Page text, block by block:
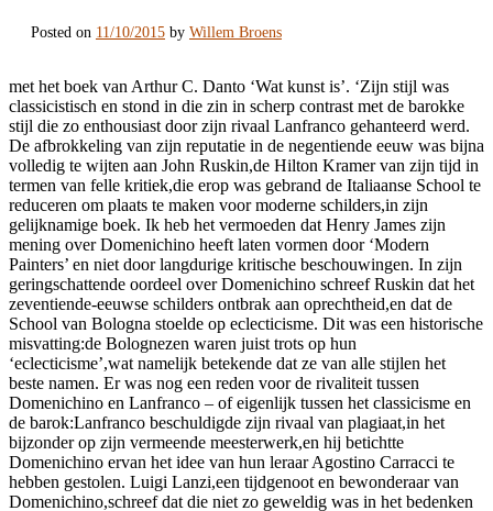
Posted on 11/10/2015 by Willem Broens
met het boek van Arthur C. Danto ‘Wat kunst is’. ‘Zijn stijl was
classicistisch en stond in die zin in scherp contrast met de barokke
stijl die zo enthousiast door zijn rivaal Lanfranco gehanteerd werd.
De afbrokkeling van zijn reputatie in de negentiende eeuw was bijna
volledig te wijten aan John Ruskin,de Hilton Kramer van zijn tijd in
termen van felle kritiek,die erop was gebrand de Italiaanse School te
reduceren om plaats te maken voor moderne schilders,in zijn
gelijknamige boek. Ik heb het vermoeden dat Henry James zijn
mening over Domenichino heeft laten vormen door ‘Modern
Painters’ en niet door langdurige kritische beschouwingen. In zijn
geringschattende oordeel over Domenichino schreef Ruskin dat het
zeventiende-eeuwse schilders ontbrak aan oprechtheid,en dat de
School van Bologna stoelde op eclecticisme. Dit was een historische
misvatting:de Bolognezen waren juist trots op hun
‘eclecticisme’,wat namelijk betekende dat ze van alle stijlen het
beste namen. Er was nog een reden voor de rivaliteit tussen
Domenichino en Lanfranco – of eigenlijk tussen het classicisme en
de barok:Lanfranco beschuldigde zijn rivaal van plagiaat,in het
bijzonder op zijn vermeende meesterwerk,en hij betichtte
Domenichino ervan het idee van hun leraar Agostino Carracci te
hebben gestolen. Luigi Lanzi,een tijdgenoot en bewonderaar van
Domenichino,schreef dat die niet zo geweldig was in het bedenken